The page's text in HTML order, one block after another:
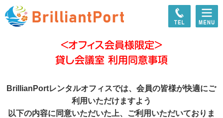
＜オフィス会員様限定＞
貸し会議室 利用同意事項
BrillianPortレンタルオフィスでは、会員の皆様が快適にご
利用いただけますよう
以下の内容に同意いただいた上、ご利用いただいておりま